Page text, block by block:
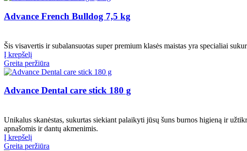
Advance French Bulldog 7,5 kg
Šis visavertis ir subalansuotas super premium klasės maistas yra specialiai
Į krepšelį
Greita peržiūra
Advance Dental care stick 180 g
Unikalus skanėstas, sukurtas siekiant palaikyti jūsų šuns burnos higieną ir
apnašomis ir dantų akmenimis.
Į krepšelį
Greita peržiūra